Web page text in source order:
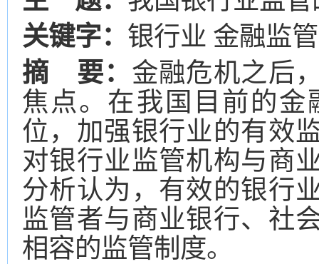
关键字： 银行业 金融监
摘 要： 金融危机之后
焦点。在我国目前的
位，加强银行业的有效
对银行业监管机构与商
分析认为，有效的银行
监管者与商业银行、社
相容的监管制度。